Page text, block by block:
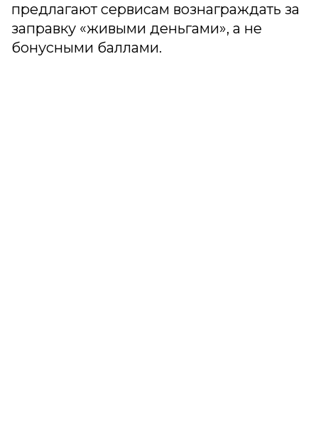
предлагают сервисам вознаграждать за
заправку «живыми деньгами», а не
бонусными баллами.